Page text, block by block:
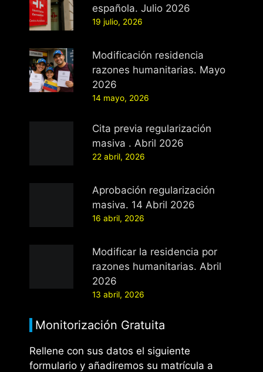
española. Julio 2026
19 julio, 2026
Modificación residencia
razones humanitarias. Mayo
2026
14 mayo, 2026
Cita previa regularización
masiva . Abril 2026
22 abril, 2026
Aprobación regularización
masiva. 14 Abril 2026
16 abril, 2026
Modificar la residencia por
razones humanitarias. Abril
2026
13 abril, 2026
Monitorización Gratuita
Rellene con sus datos el siguiente
formulario y añadiremos su matrícula a